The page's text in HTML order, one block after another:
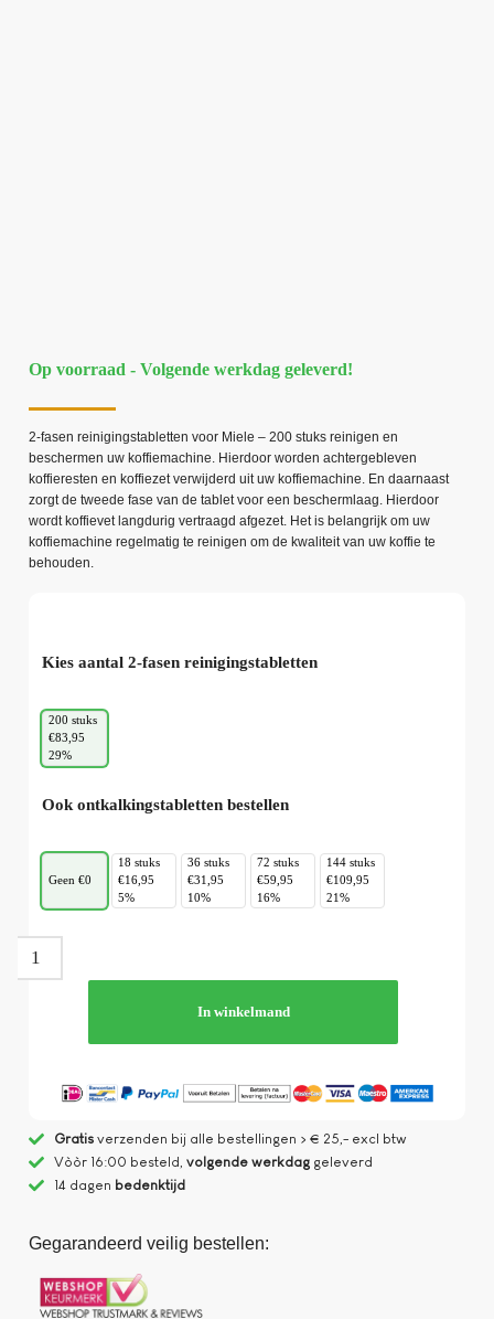
Op voorraad - Volgende werkdag geleverd!
2-fasen reinigingstabletten voor Miele – 200 stuks reinigen en
beschermen uw koffiemachine. Hierdoor worden achtergebleven
koffieresten en koffiezet verwijderd uit uw koffiemachine. En daarnaast
zorgt de tweede fase van de tablet voor een beschermlaag. Hierdoor
wordt koffievet langdurig vertraagd afgezet. Het is belangrijk om uw
koffiemachine regelmatig te reinigen om de kwaliteit van uw koffie te
behouden.
Kies aantal 2-fasen reinigingstabletten
200 stuks
€83,95
29%
Ook ontkalkingstabletten bestellen
Geen €0
18 stuks
€16,95
5%
36 stuks
€31,95
10%
72 stuks
€59,95
16%
144 stuks
€109,95
21%
In winkelmand
Gratisverzenden bij alle bestellingen > € 25,- excl btw
Vòòr 16:00 besteld, volgende werkdaggeleverd
14 dagen bedenktijd
Gegarandeerd veilig bestellen: